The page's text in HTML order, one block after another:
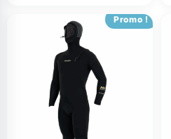
Promo !